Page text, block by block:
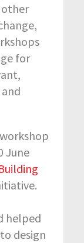
for
June
helped
design